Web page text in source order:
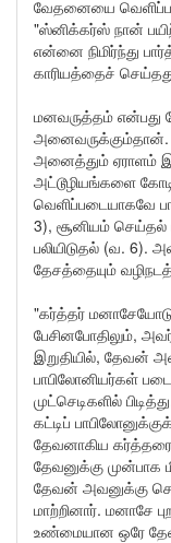
வேதனையை
"ஸ்னிக்கர்ஸ் நான்
என்னை நிமிர்ந்து
காரியத்தைச்
மனவருத்தம் என்பது
அனைவருக்கும்தான்.
அனைத்தும் ஏராளம்
அட்டூழியங்களை
வெளிப்படையாகவே
3), சூனியம்
பலியிடுதல் (வ. 6).
தேசத்தையும்
"கர்த்தர்
பேசினபோதிலும்,
இறுதியில், தேவன்
பாபிலோனியர்கள்
முட்செடிகளில்
கட்டிப்
தேவனாகிய
தேவனுக்கு
தேவன் அவனுக்கு
மாற்றினார். மனாசே
உண்மையான ஒரே